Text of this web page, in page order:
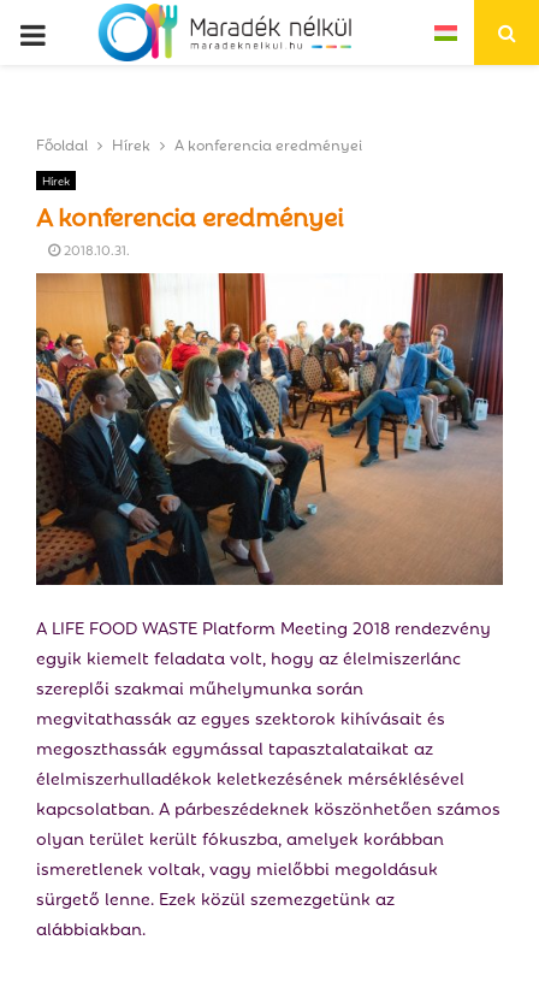
P
M
A
R
Y
M
N
U
Főoldal Hírek A konferencia eredményei
Hírek
A konferencia eredményei
2018.10.31.
A LIFE FOOD WASTE Platform Meeting 2018 rendezvény
egyik kiemelt feladata volt, hogy az élelmiszerlánc
szereplői szakmai műhelymunka során
megvitathassák az egyes szektorok kihívásait és
megoszthassák egymással tapasztalataikat az
élelmiszerhulladékok keletkezésének mérséklésével
kapcsolatban. A párbeszédeknek köszönhetően számos
olyan terület került fókuszba, amelyek korábban
ismeretlenek voltak, vagy mielőbbi megoldásuk
sürgető lenne. Ezek közül szemezgetünk az
alábbiakban.